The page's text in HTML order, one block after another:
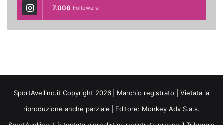
7.008 Followers
SportAvellino.it Copyright 2026 | Marchio registrato | Vietata la
riproduzione anche parziale | Editore: Monkey Adv S.a.s.